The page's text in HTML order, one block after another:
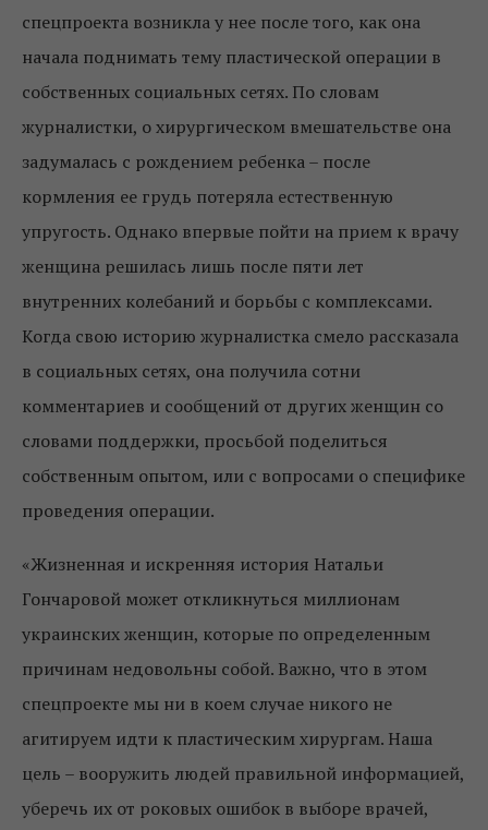
спецпроекта возникла у нее после того, как она
начала поднимать тему пластической операции в
собственных социальных сетях. По словам
журналистки, о хирургическом вмешательстве она
задумалась с рождением ребенка – после
кормления ее грудь потеряла естественную
упругость. Однако впервые пойти на прием к врачу
женщина решилась лишь после пяти лет
внутренних колебаний и борьбы с комплексами.
Когда свою историю журналистка смело рассказала
в социальных сетях, она получила сотни
комментариев и сообщений от других женщин со
словами поддержки, просьбой поделиться
собственным опытом, или с вопросами о специфике
проведения операции.
«Жизненная и искренняя история Натальи
Гончаровой может откликнуться миллионам
украинских женщин, которые по определенным
причинам недовольны собой. Важно, что в этом
спецпроекте мы ни в коем случае никого не
агитируем идти к пластическим хирургам. Наша
цель – вооружить людей правильной информацией,
уберечь их от роковых ошибок в выборе врачей,